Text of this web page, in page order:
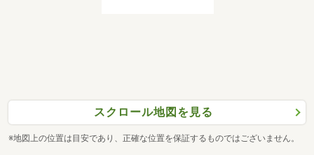
スクロール地図を見る
※地図上の位置は目安であり、正確な位置を保証するものではございません。